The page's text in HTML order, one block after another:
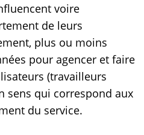
voire
de leurs
plus ou moins
pour agencer et faire
(travailleurs
sens qui correspond aux
du service.